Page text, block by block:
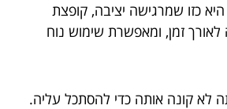
כזו שמרגישה יציבה, קופצת
לאורך זמן, ומאפשרת שימוש נוח
לא קונה אותה כדי להסתכל עליה.